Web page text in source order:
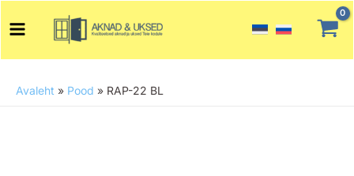
Menu
Avaleht » Pood » RAP-22 BL